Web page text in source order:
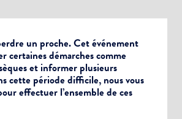
un proche. Cet événement
certaines démarches comme
et informer plusieurs
cette période difficile, nous vous
effectuer l’ensemble de ces